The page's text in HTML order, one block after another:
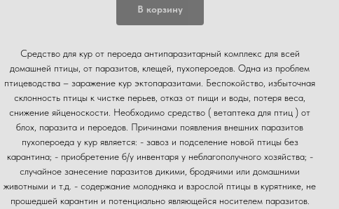
В корзину
Средство для кур от пероеда антипаразитарный комплекс для всей
домашней птицы, от паразитов, клещей, пухопероедов. Одна из проблем
птицеводства – заражение кур эктопаразитами. Беспокойство, избыточная
склонность птицы к чистке перьев, отказ от пищи и воды, потеря веса,
снижение яйценоскости. Необходимо средство ( ветаптека для птиц ) от
блох, паразита и пероедов. Причинами появления внешних паразитов
пухопероеда у кур является: - завоз и подселение новой птицы без
карантина; - приобретение б/у инвентаря у неблагополучного хозяйства; -
случайное занесение паразитов дикими, бродячими или домашними
животными и т.д. - содержание молодняка и взрослой птицы в курятнике, не
прошедшей карантин и потенциально являющейся носителем паразитов.